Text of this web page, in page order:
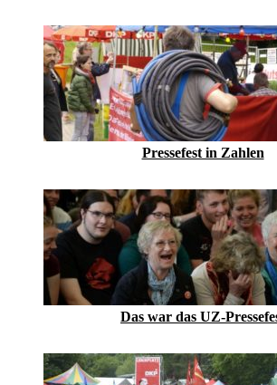
Pressefest in Zahlen
Das war das UZ-